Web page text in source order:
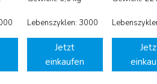
Lebenszyklen: 3000
Jetzt
einkaufen